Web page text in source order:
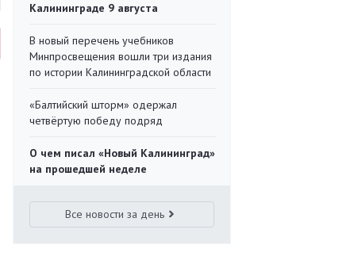
Калининграде 9 августа
В новый перечень учебников
Минпросвещения вошли три издания
по истории Калининградской области
«Балтийский шторм» одержал
четвёртую победу подряд
О чем писал «Новый Калининград»
на прошедшей неделе
Все новости за день